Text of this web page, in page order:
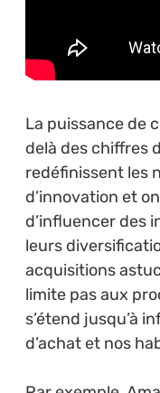
La puissance de
delà des chiffres
redéfinissent les
d’innovation et
d’influencer des
leurs
acquisitions
limite pas aux
s’étend jusqu’à
d’achat et nos